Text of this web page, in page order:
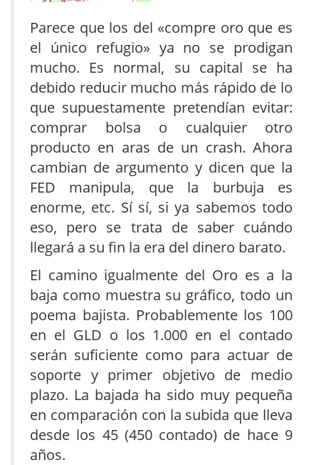
Parece que los del «compre oro que es
el único refugio» ya no se prodigan
mucho. Es normal, su capital se ha
debido reducir mucho más rápido de lo
que supuestamente pretendían evitar:
comprar bolsa o cualquier otro
producto en aras de un crash. Ahora
cambian de argumento y dicen que la
FED manipula, que la burbuja es
enorme, etc. Sí sí, si ya sabemos todo
eso, pero se trata de saber cuándo
llegará a su fin la era del dinero barato.
El camino igualmente del Oro es a la
baja como muestra su gráfico, todo un
poema bajista. Probablemente los 100
en el GLD o los 1.000 en el contado
serán suficiente como para actuar de
soporte y primer objetivo de medio
plazo. La bajada ha sido muy pequeña
en comparación con la subida que lleva
desde los 45 (450 contado) de hace 9
años.